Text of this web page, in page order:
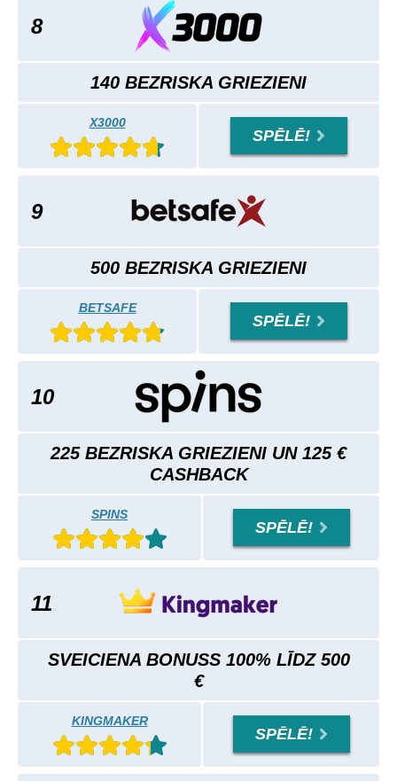
8
140 BEZRISKA GRIEZIENI
X3000
SPĒLĒ!
9
500 BEZRISKA GRIEZIENI
BETSAFE
SPĒLĒ!
10
225 BEZRISKA GRIEZIENI UN 125 €
CASHBACK
SPINS
SPĒLĒ!
11
SVEICIENA BONUSS 100% LĪDZ 500
€
KINGMAKER
SPĒLĒ!